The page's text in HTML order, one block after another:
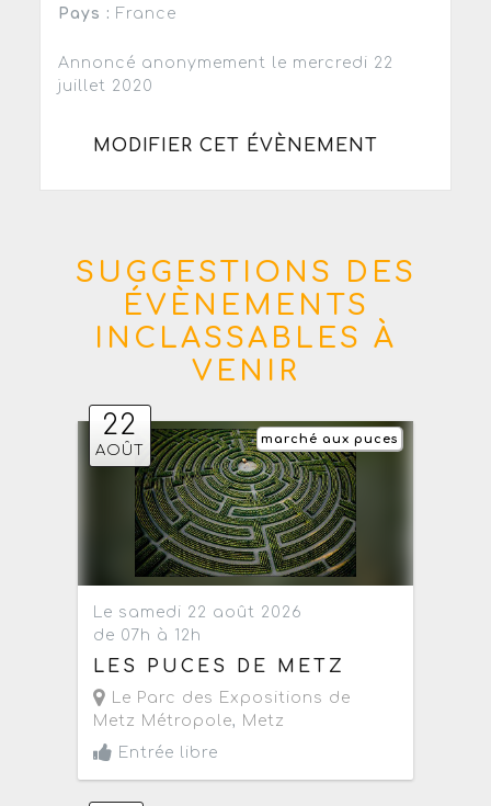
Pays : France
Annoncé anonymement le mercredi 22
juillet 2020
MODIFIER CET ÉVÈNEMENT
SUGGESTIONS DES
ÉVÈNEMENTS
INCLASSABLES À
VENIR
22
AOÛT
marché aux puces
Le samedi 22 août 2026
de 07h à 12h
LES PUCES DE METZ
Le Parc des Expositions de
Metz Métropole, Metz
Entrée libre